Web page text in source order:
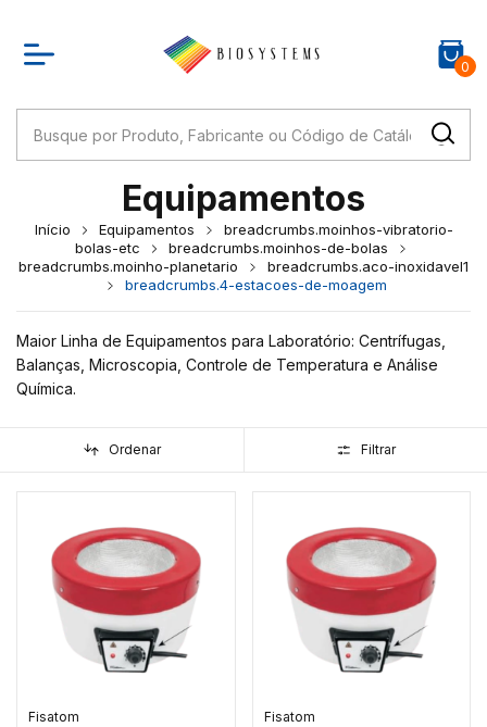
0
Equipamentos
Início Equipamentos
breadcrumbs.moinhos-vibratorio-
bolas-etc
breadcrumbs.moinhos-de-bolas
breadcrumbs.moinho-planetario
breadcrumbs.aco-inoxidavel1
breadcrumbs.4-estacoes-de-moagem
Maior Linha de Equipamentos para Laboratório: Centrífugas,
Balanças, Microscopia, Controle de Temperatura e Análise
Química.
Ordenar Filtrar
Fisatom Fisatom